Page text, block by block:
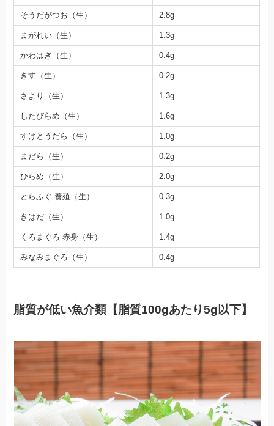
そうだがつお（生） 2.8g
まがれい（生） 1.3g
かわはぎ（生） 0.4g
きす（生） 0.2g
さより（生） 1.3g
したびらめ（生） 1.6g
すけとうだら（生） 1.0g
まだら（生） 0.2g
ひらめ（生） 2.0g
とらふぐ 養殖（生） 0.3g
きはだ（生） 1.0g
くろまぐろ 赤身（生） 1.4g
みなみまぐろ（生） 0.4g
脂質が低い魚介類【脂質100gあたり5g以下】